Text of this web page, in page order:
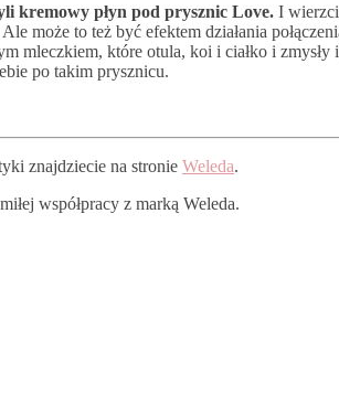
kremowy płyn pod prysznic Love. I
może to też być efektem działania
mleczkiem, które otula, koi i ciałko i
po takim prysznicu.
znajdziecie na stronie Weleda.
współpracy z marką Weleda.